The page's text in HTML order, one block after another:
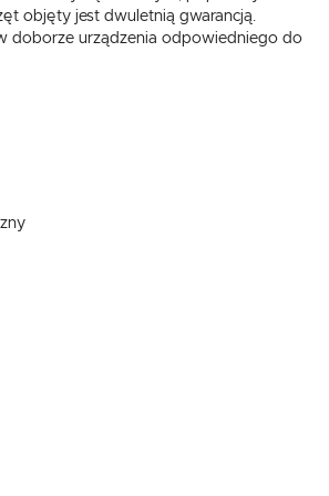
objęty jest dwuletnią gwarancją.
doborze urządzenia odpowiedniego do